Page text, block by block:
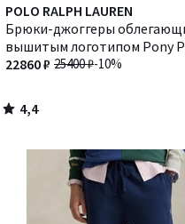
POLO RALPH LAUREN
Брюки-джоггеры
вышитым логотипом Pony
25400 ₽-10%
22860 ₽
4,4
/ 5
4,4
/